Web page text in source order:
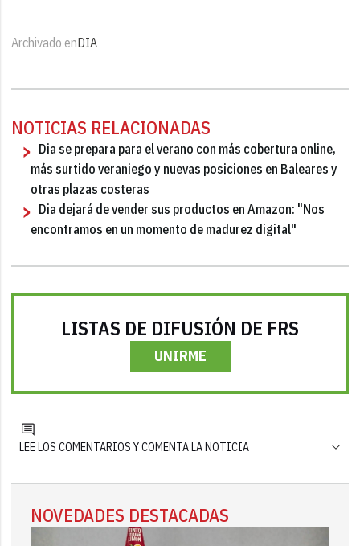
Archivado enDIA
NOTICIAS RELACIONADAS
Dia se prepara para el verano con más cobertura online,
más surtido veraniego y nuevas posiciones en Baleares y
otras plazas costeras
Dia dejará de vender sus productos en Amazon: "Nos
encontramos en un momento de madurez digital"
LISTAS DE DIFUSIÓN DE FRS
UNIRME
LEE LOS COMENTARIOS Y COMENTA LA NOTICIA
NOVEDADES DESTACADAS